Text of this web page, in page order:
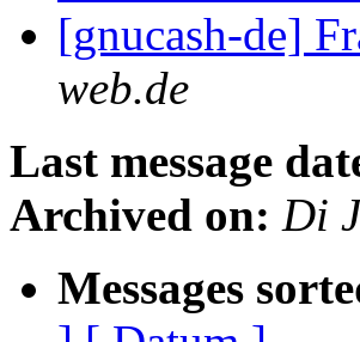
[gnucash-de]
web.de
Last message
Archived on: Di
Messages